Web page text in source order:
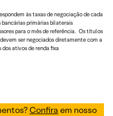
às taxas de negociação de cada
primárias bilaterais
para o mês de referência. Os títulos
ser negociados diretamente com a
dos ativos de renda fixa
Confira em nosso